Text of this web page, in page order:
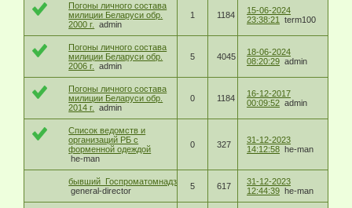
Погоны личного состава
милиции Беларуси обр.
2000 г.
admin
1 1184
15-06-2024
23:38:21
term100
Погоны личного состава
милиции Беларуси обр.
2006 г.
admin
5 4045
18-06-2024
08:20:29 admin
Погоны личного состава
милиции Беларуси обр.
2014 г.
admin
0 1184
16-12-2017
00:09:52 admin
Список ведомств и
организаций РБ с
форменной одеждой
he-man
0 327
31-12-2023
14:12:58 he-man
бывший_Госпроматомнадзор_РБ
general-director
5 617
31-12-2023
12:44:39 he-man